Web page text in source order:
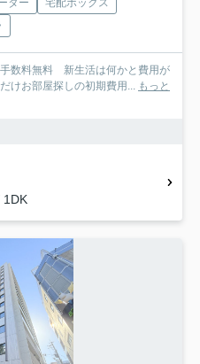
数料無料 新生活は何かと費用が
けお部屋探しの初期費用...
もっと
1DK